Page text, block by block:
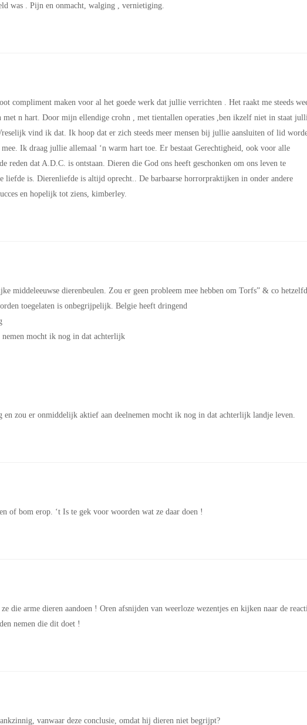
was . Pijn en onmacht, walging , vernietiging.
compliment maken voor al het goede werk dat jullie verrichten . Het raakt me steeds
met n hart. Door mijn ellendige crohn , met tientallen operaties ,ben ikzelf niet in staat
vind ik dat. Ik hoop dat er zich steeds meer mensen bij jullie aansluiten of lid
Ik draag jullie allemaal ‘n warm hart toe. Er bestaat Gerechtigheid, ook voor alle
reden dat A.D.C. is ontstaan. Dieren die God ons heeft geschonken om ons leven te
liefde is. Dierenliefde is altijd oprecht.. De barbaarse horrorpraktijken in onder andere
en hopelijk tot ziens, kimberley.
middeleeuwse dierenbeulen. Zou er geen probleem mee hebben om Torfs” & co
toegelaten is onbegrijpelijk. Belgie heeft dringend
mocht ik nog in dat achterlijk
en zou er onmiddelijk aktief aan deelnemen mocht ik nog in dat achterlijk landje leven.
of bom erop. ‘t Is te gek voor woorden wat ze daar doen !
die arme dieren aandoen ! Oren afsnijden van weerloze wezentjes en kijken naar de
nemen die dit doet !
vanwaar deze conclusie, omdat hij dieren niet begrijpt?